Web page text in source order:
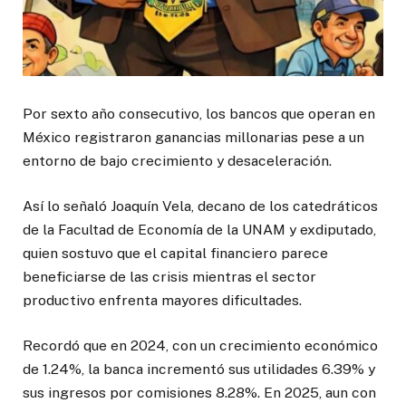
Por sexto año consecutivo, los bancos que operan en
México registraron ganancias millonarias pese a un
entorno de bajo crecimiento y desaceleración.
Así lo señaló Joaquín Vela, decano de los catedráticos
de la Facultad de Economía de la UNAM y exdiputado,
quien sostuvo que el capital financiero parece
beneficiarse de las crisis mientras el sector
productivo enfrenta mayores dificultades.
Recordó que en 2024, con un crecimiento económico
de 1.24%, la banca incrementó sus utilidades 6.39% y
sus ingresos por comisiones 8.28%. En 2025, aun con